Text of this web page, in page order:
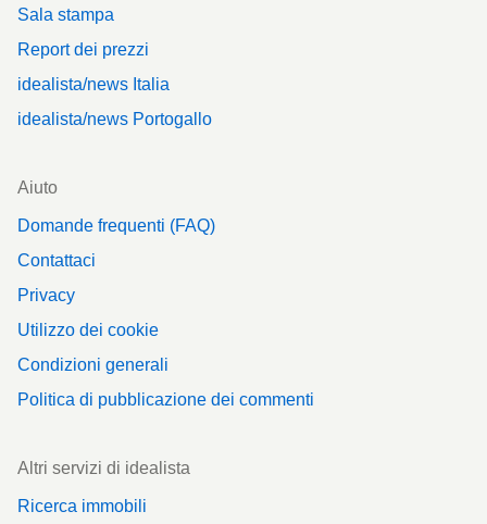
Sala stampa
Report dei prezzi
idealista/news Italia
idealista/news Portogallo
Aiuto
Domande frequenti (FAQ)
Contattaci
Privacy
Utilizzo dei cookie
Condizioni generali
Politica di pubblicazione dei commenti
Altri servizi di idealista
Ricerca immobili